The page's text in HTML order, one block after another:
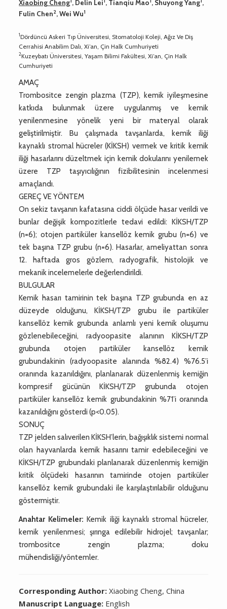
Xiaobing Cheng , Delin Lei , Tianqiu Mao , Shuyong Yang ,
Fulin Chen2, Wei Wu1
1Dördüncü Askeri Tıp Üniversitesi, Stomatoloji Koleji, Ağız Ve Diş
Cerrahisi Anabilim Dalı, Xi’an, Çin Halk Cumhuriyeti
2Kuzeybatı Üniversitesi, Yaşam Bilimi Fakültesi, Xi’an, Çin Halk
Cumhuriyeti
AMAÇ
Trombositce zengin plazma (TZP), kemik iyileşmesine
katkıda bulunmak üzere uygulanmış ve kemik
yenilenmesine yönelik yeni bir materyal olarak
geliştirilmiştir. Bu çalışmada tavşanlarda, kemik iliği
kaynaklı stromal hücreler (KİKSH) vermek ve kritik kemik
iliği hasarlarını düzeltmek için kemik dokularını yenilemek
üzere TZP taşıyıcılığının fizibilitesinin incelenmesi
amaçlandı.
GEREÇ VE YÖNTEM
On sekiz tavşanın kafatasına ciddi ölçüde hasar verildi ve
bunlar değişik kompozitlerle tedavi edildi: KİKSH/TZP
(n=6); otojen partiküler kansellöz kemik grubu (n=6) ve
tek başına TZP grubu (n=6). Hasarlar, ameliyattan sonra
12. haftada gros gözlem, radyografik, histolojik ve
mekanik incelemelerle değerlendirildi.
BULGULAR
Kemik hasarı tamirinin tek başına TZP grubunda en az
düzeyde olduğunu, KİKSH/TZP grubu ile partiküler
kansellöz kemik grubunda anlamlı yeni kemik oluşumu
gözlenebileceğini, radyoopasite alanının KİKSH/TZP
grubunda otojen partiküler kansellöz kemik
grubundakinin (radyoopasite alanında %82.4) %76.5’i
oranında kazanıldığını, planlanarak düzenlenmiş kemiğin
kompresif gücünün KİKSH/TZP grubunda otojen
partiküler kansellöz kemik grubundakinin %71’i oranında
kazanıldığını gösterdi (p<0.05).
SONUÇ
TZP jelden salıverilen KİKSH’lerin, bağışıklık sistemi normal
olan hayvanlarda kemik hasarını tamir edebileceğini ve
KİKSH/TZP grubundaki planlanarak düzenlenmiş kemiğin
kritik ölçüdeki hasarının tamirinde otojen partiküler
kansellöz kemik grubundaki ile karşılaştırılabilir olduğunu
göstermiştir.
Anahtar Kelimeler: Kemik iliği kaynaklı stromal hücreler,
kemik yenilenmesi; şırınga edilebilir hidrojel; tavşanlar;
trombositce zengin plazma; doku
mühendisliği/yöntemler.
Corresponding Author:Xiaobing Cheng, China
Manuscript Language: English